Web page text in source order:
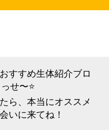
すすめ生体紹介ブロ
せ〜⭐️
ら、本当にオススメ
いに来てね！